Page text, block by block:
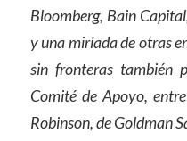
Bloomberg, Bain
y una miríada de otras
sin fronteras también
Comité de Apoyo,
Robinson, de Goldman